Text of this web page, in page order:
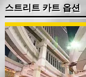
스트리트 카트 옵션